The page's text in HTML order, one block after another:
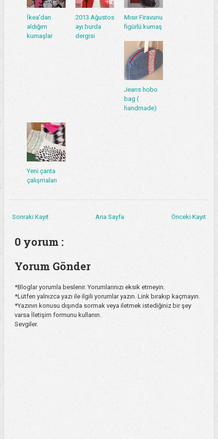
İkea'dan
aldığım
kumaşlar
2013 Ağustos
ayı burda
dergisi
Mısır Firavunu
figürlü kumaş
Jeans hobo
bag (
handmade)
Yeni çanta
çalışmaları
Sonraki Kayıt Önceki Kayıt
Ana Sayfa
0 yorum :
Yorum Gönder
*Bloglar yorumla beslenir. Yorumlarınızı eksik etmeyin.
*Lütfen yalnızca yazı ile ilgili yorumlar yazın. Link bırakıp kaçmayın.
*Yazının konusu dışında sormak veya iletmek istediğiniz bir şey
varsa İletişim formunu kullanın.
Sevgiler.